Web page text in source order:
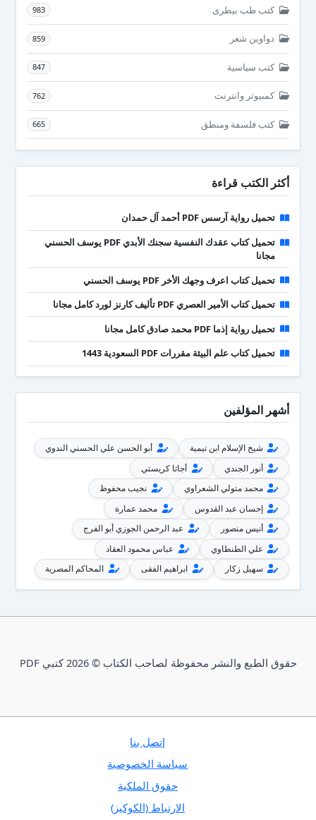
كتب طب بيطرى 983
دواوين شعر 859
كتب سياسية 847
كمبيوتر وانترنت 762
كتب فلسفة ومنطق 665
أكثر الكتب قراءة
تحميل رواية آرسس PDF أحمد آل حمدان
تحميل كتاب عقدك النفسية سجنك الأبدي PDF يوسف الحسني
مجانا
تحميل كتاب اعرف وجهك الأخر PDF يوسف الحسني
تحميل كتاب الأمير العصري PDF تأليف كارنز لورد كامل مجانا
تحميل رواية إذما PDF محمد صادق كامل مجانا
تحميل كتاب علم البيئة مقررات PDF السعودية 1443
أشهر المؤلفين
شيخ الإسلام ابن تيمية
أبو الحسن علي الحسني الندوي
أنور الجندي
أجاثا كريستي
محمد متولي الشعراوي
نجيب محفوظ
إحسان عبد القدوس
محمد عمارة
أنيس منصور
عبد الرحمن الجوزي أبو الفرج
علي الطنطاوي
عباس محمود العقاد
سهيل زكار
ابراهيم الفقى المحاكم المصرية
حقوق الطبع والنشر محفوظة لصاحب الكتاب © 2026 كتبي PDF
إتصل بنا
سياسة الخصوصية
حقوق الملكية
الارتباط (الكوكيز)